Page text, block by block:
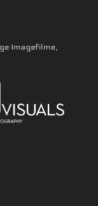
Imagefilme,